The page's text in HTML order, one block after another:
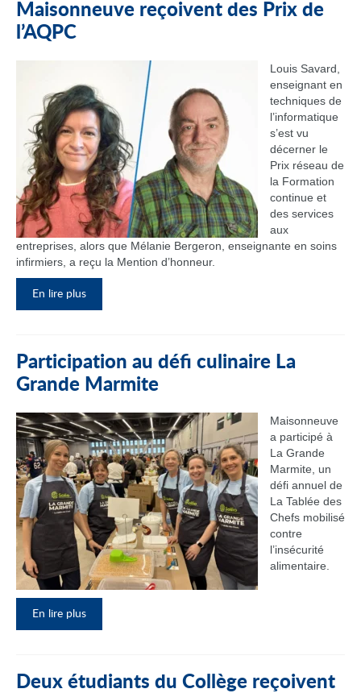
Maisonneuve reçoivent des Prix de
l’AQPC
Louis Savard,
enseignant en
techniques de
l’informatique
s’est vu
décerner le
Prix réseau de
la Formation
continue et
des services
aux
entreprises, alors que Mélanie Bergeron, enseignante en soins
infirmiers, a reçu la Mention d’honneur.
En lire plus
Participation au défi culinaire La
Grande Marmite
Maisonneuve
a participé à
La Grande
Marmite, un
défi annuel de
La Tablée des
Chefs mobilisé
contre
l’insécurité
alimentaire.
En lire plus
Deux étudiants du Collège reçoivent